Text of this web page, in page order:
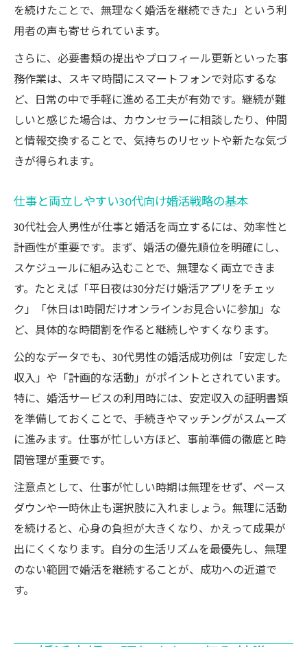
を続けたことで、無理なく婚活を継続できた」という利
用者の声も寄せられています。
さらに、必要書類の提出やプロフィール更新といった事
務作業は、スキマ時間にスマートフォンで対応するな
ど、日常の中で手軽に進める工夫が有効です。継続が難
しいと感じた場合は、カウンセラーに相談したり、仲間
と情報交換することで、気持ちのリセットや新たな気づ
きが得られます。
仕事と両立しやすい30代向け婚活戦略の基本
30代社会人男性が仕事と婚活を両立するには、効率性と
計画性が重要です。まず、婚活の優先順位を明確にし、
スケジュールに組み込むことで、無理なく両立できま
す。たとえば「平日夜は30分だけ婚活アプリをチェッ
ク」「休日は1時間だけオンラインお見合いに参加」な
ど、具体的な時間割を作ると継続しやすくなります。
公的なデータでも、30代男性の婚活成功例は「安定した
収入」や「計画的な活動」がポイントとされています。
特に、婚活サービスの利用時には、安定収入の証明書類
を準備しておくことで、手続きやマッチングがスムーズ
に進みます。仕事が忙しい方ほど、事前準備の徹底と時
間管理が重要です。
注意点として、仕事が忙しい時期は無理をせず、ペース
ダウンや一時休止も選択肢に入れましょう。無理に活動
を続けると、心身の負担が大きくなり、かえって成果が
出にくくなります。自分の生活リズムを最優先し、無理
のない範囲で婚活を継続することが、成功への近道で
す。